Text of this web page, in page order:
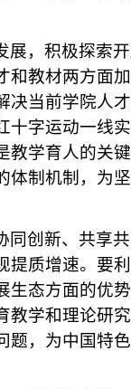
，积极探索
教材两方面
决当前学院人
十字运动一线
教学育人的关
体制机制，为
创新、共享
质增速。要
态方面的优
学和理论研
题，为中国特